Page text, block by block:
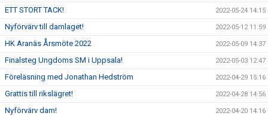
ETT STORT TACK! 2022-05-24 14:15
Nyförvärv till damlaget! 2022-05-12 11:59
HK Aranäs Årsmöte 2022 2022-05-09 14:37
Finalsteg Ungdoms SM i Uppsala! 2022-05-03 12:47
Föreläsning med Jonathan Hedström 2022-04-29 15:16
Grattis till rikslägret! 2022-04-28 14:56
Nyförvärv dam! 2022-04-20 14:16